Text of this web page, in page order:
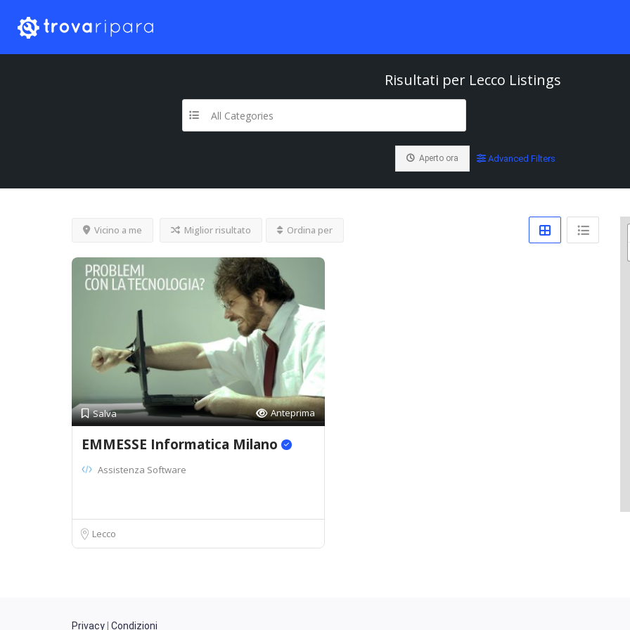
Risultati per Lecco Listings
All Categories
Aperto ora Advanced Filters
Vicino a me Miglior risultato Ordina per
Salva Anteprima
EMMESSE Informatica Milano
Assistenza Software
Lecco
Privacy Condizioni